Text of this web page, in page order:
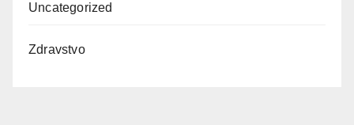
Uncategorized
Zdravstvo